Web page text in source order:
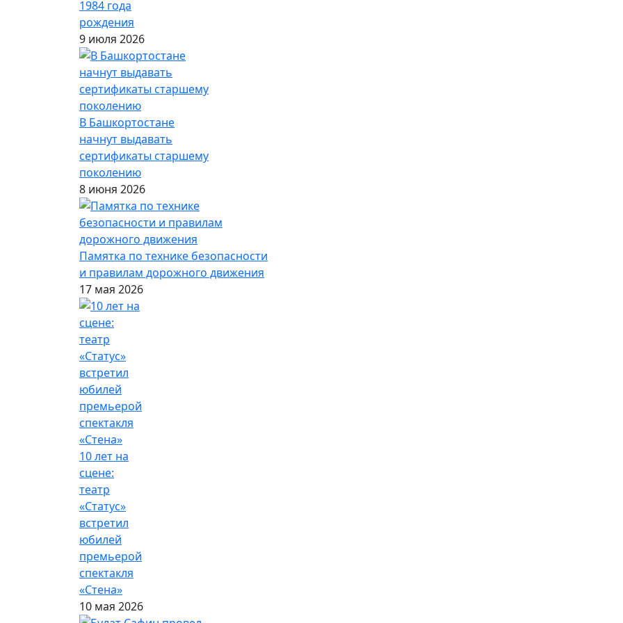
1984 года
рождения
9 июля 2026
В Башкортостане
начнут выдавать
сертификаты старшему
поколению
8 июня 2026
Памятка по технике безопасности
и правилам дорожного движения
17 мая 2026
10 лет на
сцене:
театр
«Статус»
встретил
юбилей
премьерой
спектакля
«Стена»
10 мая 2026